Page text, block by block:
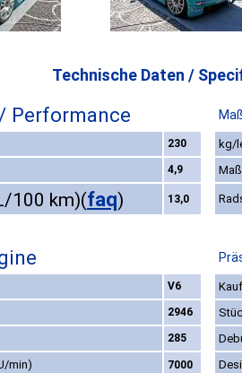
Technische Daten /
Performance
230
kg/
4,9
100 km)(faq) 13,0
V6
2946
285
min)
7000